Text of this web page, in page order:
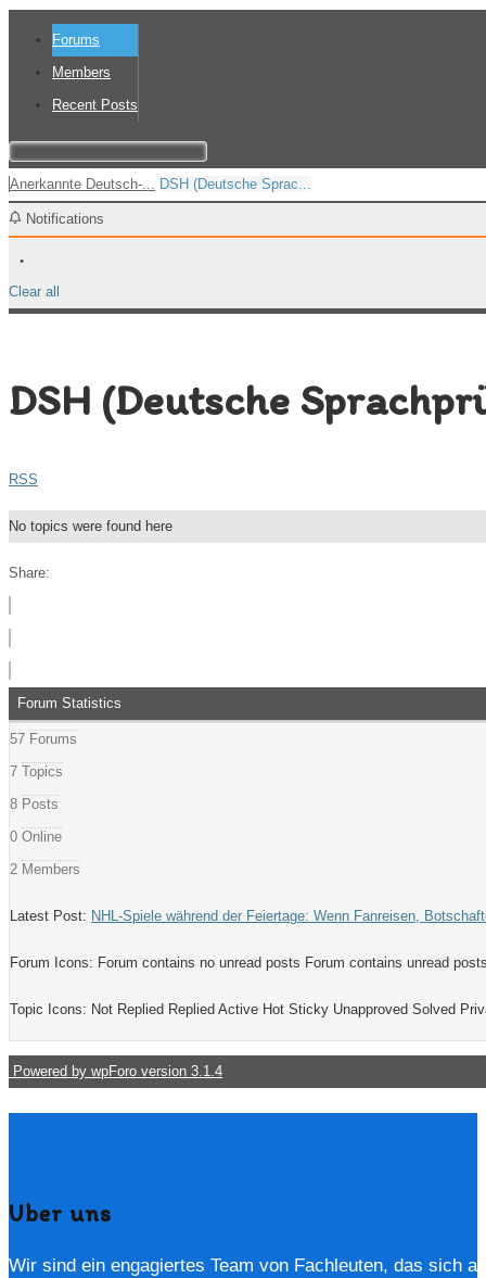
Forums
Members
Recent Posts
Anerkannte Deutsch-... DSH (Deutsche Sprac...
Notifications
Clear all
DSH (Deutsche
RSS
No topics were found here
Share:
Forum Statistics
57 Forums
7 Topics
8 Posts
0 Online
2 Members
Latest Post: NHL-Spiele während der Feiertage: Wenn Fanreisen,
Forum Icons: Forum contains no unread posts Forum contains unread
Topic Icons: Not Replied Replied Active Hot Sticky Unapproved Solved
Powered by wpForo version 3.1.4
Uber uns
Wir sind ein engagiertes Team von Fachleuten, das sich